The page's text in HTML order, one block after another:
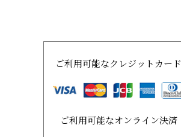
ご利用可能なクレジットカード
ご利用可能なオンライン決済